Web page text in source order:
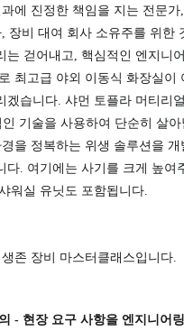
에 진정한 책임을 지는 전문가,
장비 대여 회사 소유주를 위한
는 걷어내고, 핵심적인 엔지니
최고급 야외 이동식 화장실이
겠습니다. 샤먼 토플라 머티리
기술을 사용하여 단순히 살아
을 정복하는 위생 솔루션을 개
다. 여기에는 사기를 크게 높여
워실 유닛도 포함됩니다.
존 장비 마스터클래스입니다.
- 현장 요구 사항을 엔지니어